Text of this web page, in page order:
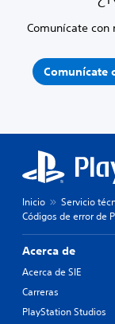
Comunícate
Comunícate
Inicio
Servicio
Códigos de error de
Acerca de
Acerca de SIE
Carreras
PlayStation Studios